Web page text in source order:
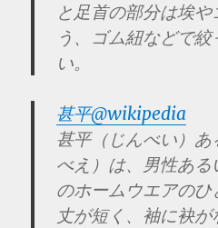
と足首の部分は埃
う、ゴム紐などで
い。
甚平@wikipedia
甚平（じんべい）
べえ）は、男性あ
のホームウエアのひ
丈が短く、袖に袂